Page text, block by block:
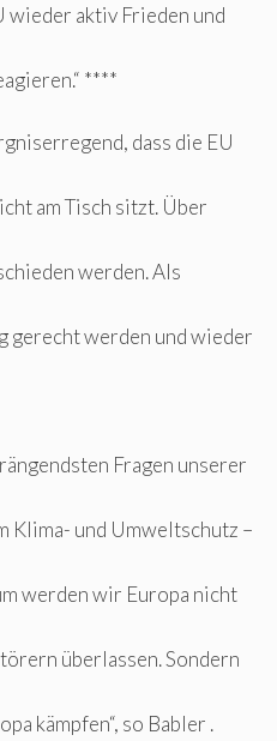
wieder aktiv Frieden und
****
dass die EU
am Tisch sitzt. Über
werden. Als
gerecht werden und wieder
Fragen unserer
Klima- und Umweltschutz –
werden wir Europa nicht
überlassen. Sondern
kämpfen“, so Babler .